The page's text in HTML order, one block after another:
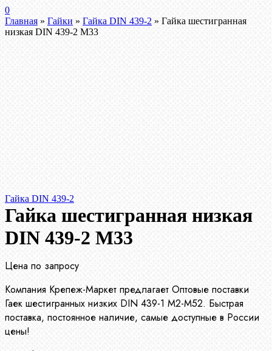
0
Главная » Гайки » Гайка DIN 439-2 » Гайка шестигранная
низкая DIN 439-2 М33
Гайка DIN 439-2
Гайка шестигранная низкая
DIN 439-2 М33
Цена по запросу
Компания Крепеж-Маркет предлагает Оптовые поставки
Гаек шестигранных низких DIN 439-1 М2-М52. Быстрая
поставка, постоянное наличие, самые доступные в России
цены!